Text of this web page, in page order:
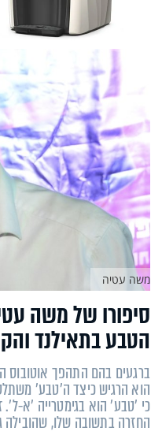
סיפורו של משה
הטבע בתאילנד
ברגעים בהם התהפך אוטובוס
הוא הרגיש כיצד ה'טבע'
כי 'טבע' הוא בגימטרייה 'א-
החזרה בתשובה שלו,
משה עטיה